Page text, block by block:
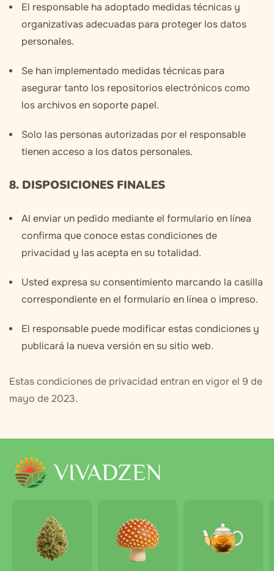
El responsable ha adoptado medidas técnicas y
organizativas adecuadas para proteger los datos
personales.
Se han implementado medidas técnicas para
asegurar tanto los repositorios electrónicos como
los archivos en soporte papel.
Solo las personas autorizadas por el responsable
tienen acceso a los datos personales.
8. DISPOSICIONES FINALES
Al enviar un pedido mediante el formulario en línea
confirma que conoce estas condiciones de
privacidad y las acepta en su totalidad.
Usted expresa su consentimiento marcando la casilla
correspondiente en el formulario en línea o impreso.
El responsable puede modificar estas condiciones y
publicará la nueva versión en su sitio web.
Estas condiciones de privacidad entran en vigor el 9 de
mayo de 2023.